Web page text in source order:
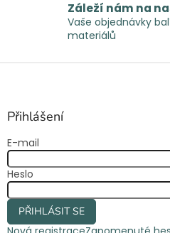
Záleží nám na
Vaše objednávky
materiálů
Z
Přihlášení
E-mail
Heslo
PŘIHLÁSIT SE